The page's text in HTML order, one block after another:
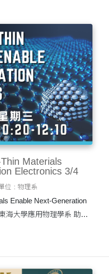
Materials
Electronics 3/4
位 : 物理系
Enable Next-Generation
海大學應用物理學系 助理
ST114 時間：3月4日 週